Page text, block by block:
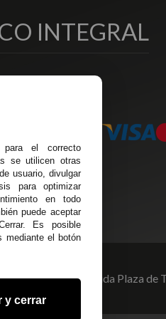
INTEGRAL
Local 3
14
Avenida Plaza de
para el correcto
se utilicen otras
usuario, divulgar
para optimizar
en todo
puede aceptar
Es posible
mediante el botón
y cerrar